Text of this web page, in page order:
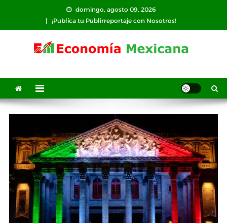
contenido
domingo, agosto 09, 2026
¡Publíca tu Publirreportaje con Nosotros!